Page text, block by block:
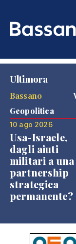
Ultimora
Bassano
Geopolitica
10 ago 2026
Usa-Israele,
dagli aiuti
militari a una
partnership
strategica
permanente?